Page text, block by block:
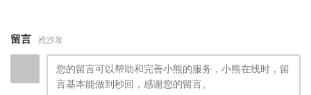
留言 抢沙发